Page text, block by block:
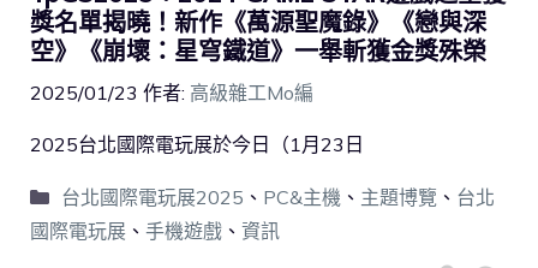
獎名單揭曉！新作《萬源聖魔錄》《戀與深
空》《崩壞：星穹鐵道》一舉斬獲金獎殊榮
2025/01/23 作者: 高級雜工Mo編
2025台北國際電玩展於今日（1月23日
台北國際電玩展2025 、 PC&主機 、 主題博覽 、 台北
國際電玩展 、 手機遊戲 、 資訊